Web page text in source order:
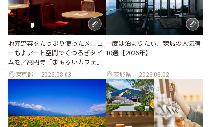
地元野菜をたっぷり使ったメニュ
ーも♪アート空間でくつろぎタイ
ムを／高円寺「まぁるいカフェ」
東京都 2026.08.03
一度は泊まりたい、茨城の人気宿
10選【2026年】
茨城県 2026.08.02